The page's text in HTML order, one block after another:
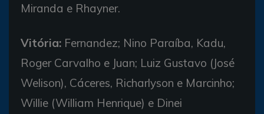
Miranda e Rhayner.
Vitória: Fernandez; Nino Paraíba, Kadu,
Roger Carvalho e Juan; Luiz Gustavo (José
Welison), Cáceres, Richarlyson e Marcinho;
Willie (William Henrique) e Dinei